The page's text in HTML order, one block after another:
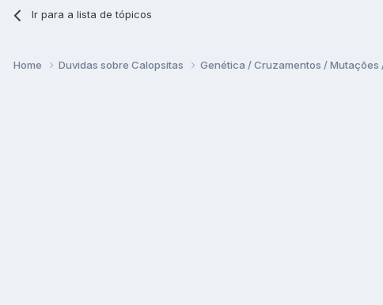
Ir para a lista de tópicos
Home Duvidas sobre Calopsitas Genética / Cruzamentos / Mutações